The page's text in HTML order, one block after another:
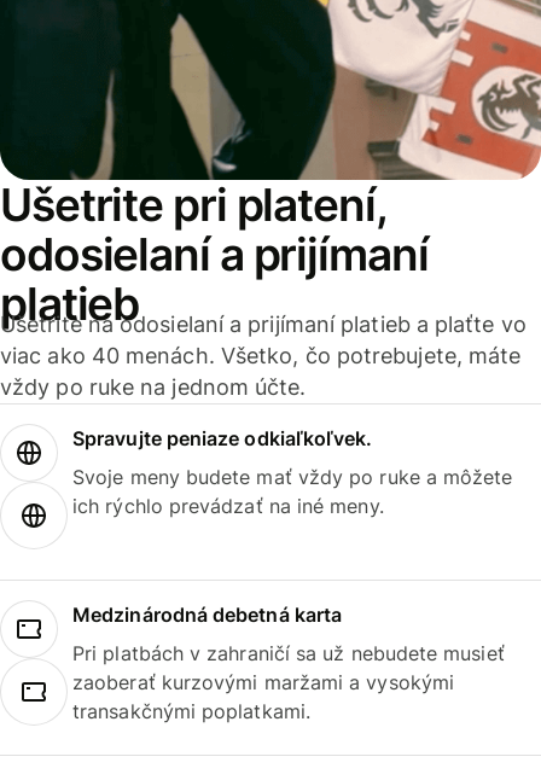
Ušetrite pri platení,
odosielaní a prijímaní
platieb
Ušetrite na odosielaní a prijímaní platieb a plaťte vo
viac ako 40 menách. Všetko, čo potrebujete, máte
vždy po ruke na jednom účte.
Spravujte peniaze odkiaľkoľvek.
Svoje meny budete mať vždy po ruke a môžete
ich rýchlo prevádzať na iné meny.
Medzinárodná debetná karta
Pri platbách v zahraničí sa už nebudete musieť
zaoberať kurzovými maržami a vysokými
transakčnými poplatkami.